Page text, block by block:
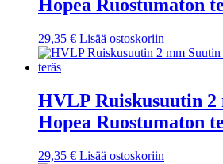
Hopea Ruostumaton
29,35 € Lisää ostoskoriin
HVLP Ruiskusuutin 2
Hopea Ruostumaton
29,35 € Lisää ostoskoriin